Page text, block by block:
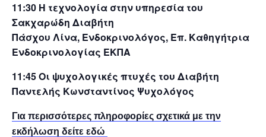
11:30 Η τεχνολογία στην υπηρεσία του
Σακχαρώδη Διαβήτη
Πάσχου Λίνα, Ενδοκρινολόγος, Επ. Καθηγήτρια
Ενδοκρινολογίας ΕΚΠΑ
11:45 Οι ψυχολογικές πτυχές του Διαβήτη
Παντελής Κωνσταντίνος Ψυχολόγος
Για περισσότερες πληροφορίες σχετικά με την
εκδήλωση δείτε εδώ